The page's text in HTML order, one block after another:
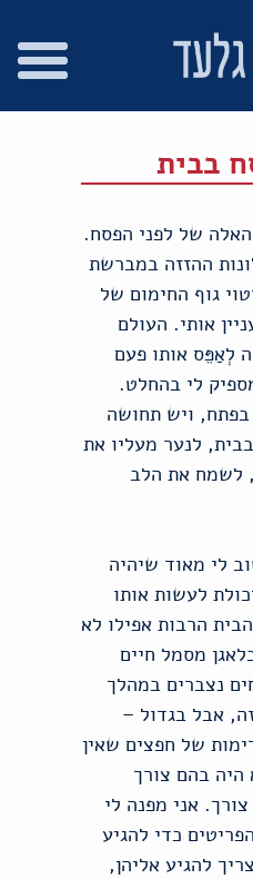
בבית
האלה של לפני הפסח.
ההזזה במברשת
גוף החימום של
אותי. העולם
לְאַפֵּס אותו פעם
לי בהחלט.
ויש תחושה
לנער מעליו את
לשמח את הלב
לי מאוד שיהיה
לעשות אותו
הרבות אפילו לא
מסמל חיים
נצברים במהלך
אבל בגדול –
של חפצים שאין
בהם צורך
אני מפנה לי
כדי להגיע
להגיע אליהן,